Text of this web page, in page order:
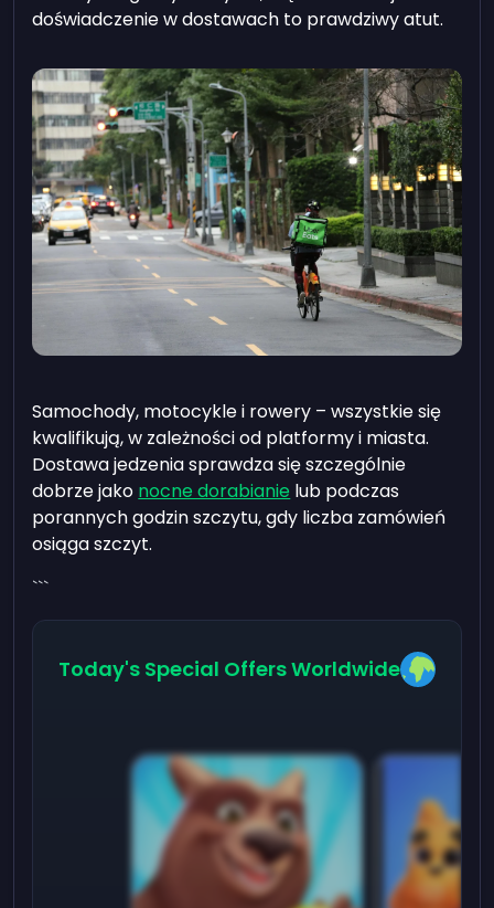
doświadczenie w dostawach to prawdziwy atut.
Samochody, motocykle i rowery – wszystkie się
kwalifikują, w zależności od platformy i miasta.
Dostawa jedzenia sprawdza się szczególnie
dobrze jako nocne dorabianie lub podczas
porannych godzin szczytu, gdy liczba zamówień
osiąga szczyt.
```
Today's Special Offers Worldwide